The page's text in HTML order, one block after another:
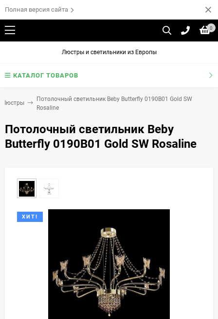
Полная версия сайта
0
Люстры и светильники из Европы
КАТАЛОГ ТОВАРОВ
Люстры
Потолочный светильник Beby Butterfly 0190B01 Gold SW
Rosaline
Потолочный светильник Beby
Butterfly 0190B01 Gold SW Rosaline
ХИТ!